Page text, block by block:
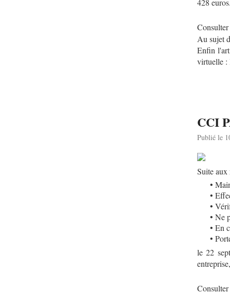
428
Au sujet
Enfin
virtuelle :
CCI
Publié le
Suite aux
•
•
•
• Ne
• En
•
le 22